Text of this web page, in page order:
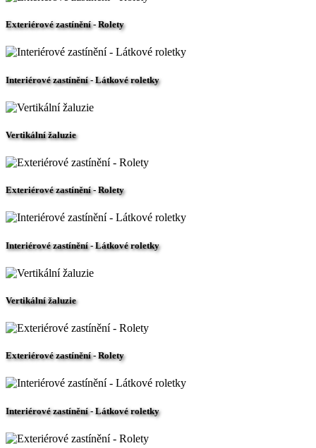
Exteriérové zastínění - Rolety
Interiérové zastínění - Látkové roletky
Vertikální žaluzie
Exteriérové zastínění - Rolety
Interiérové zastínění - Látkové roletky
Vertikální žaluzie
Exteriérové zastínění - Rolety
Interiérové zastínění - Látkové roletky